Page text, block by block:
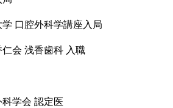
学 口腔外科学講座入局
仁会 浅香歯科 入職
科学会 認定医